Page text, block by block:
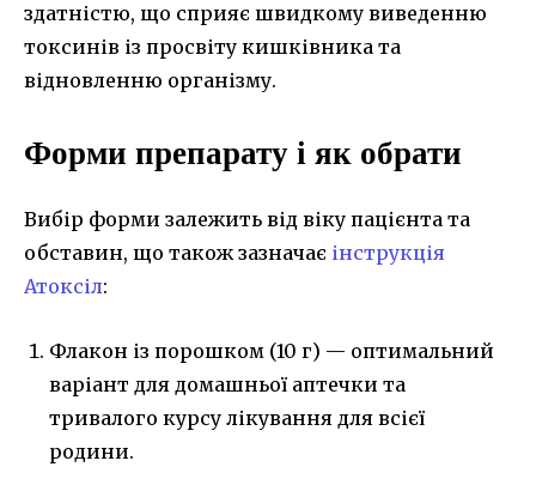
здатністю, що сприяє швидкому виведенню
токсинів із просвіту кишківника та
відновленню організму.
Форми препарату і як обрати
Вибір форми залежить від віку пацієнта та
обставин, що також зазначає інструкція
Атоксіл:
Флакон із порошком (10 г) — оптимальний
варіант для домашньої аптечки та
тривалого курсу лікування для всієї
родини.